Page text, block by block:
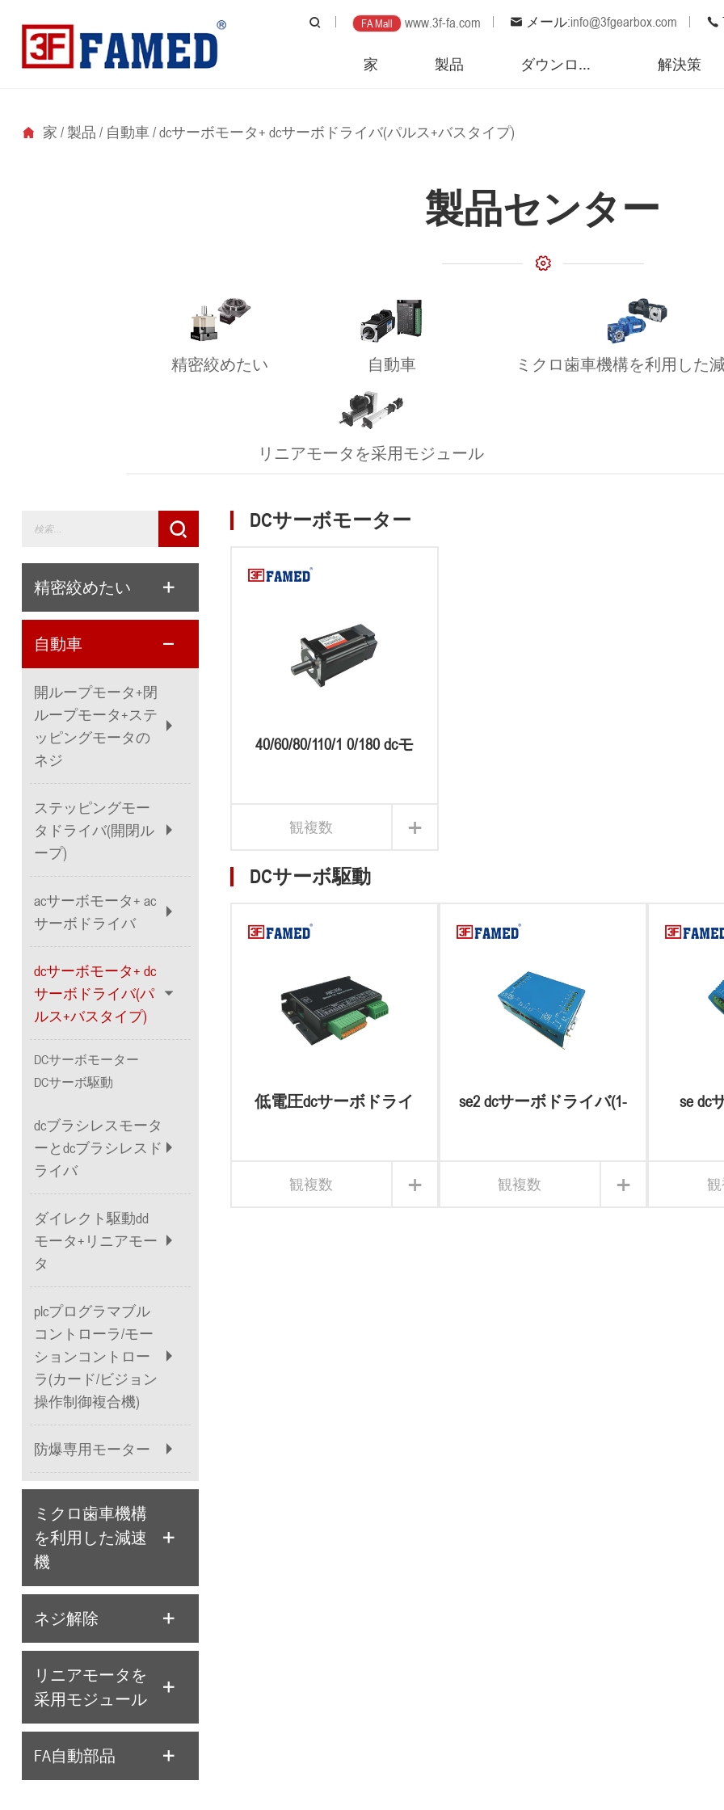
メール:info@3fgearbox.com
FA Mall www.3f-fa.com
家 製品 ダウンロード 解決策
家 / 製品 / 自動車/dcサーボモータ+ dcサーボドライバ(パルス+バスタイプ)
製品センター
精密絞めたい 自動車 ミクロ歯車機構を利用した
リニアモータを采用モジュール
精密絞めたい
自動車
開ループモータ+閉
ループモータ+ステ
ッピングモータの
ネジ
ステッピングモー
タドライバ(開閉ル
ープ)
acサーボモータ+ ac
サーボドライバ
dcサーボモータ+ dc
サーボドライバ(パ
ルス+バスタイプ)
DCサーボモーター
DCサーボ駆動
dcブラシレスモータ
ーとdcブラシレスド
ライバ
ダイレクト駆動dd
モータ+リニアモー
タ
plcプログラマブル
コントローラ/モー
ションコントロー
ラ(カード/ビジョン
操作制御複合機)
防爆専用モーター
ミクロ歯車機構
を利用した減速
機
ネジ解除
リニアモータを
采用モジュール
FA自動部品
DCサーボモーター
40/60/80/110/1 0/180 dcモ
+
観複数
DCサーボ駆動
低電圧dcサーボドライ
+
観複数
se2 dcサーボドライバ(1-
+
観複数
se dc